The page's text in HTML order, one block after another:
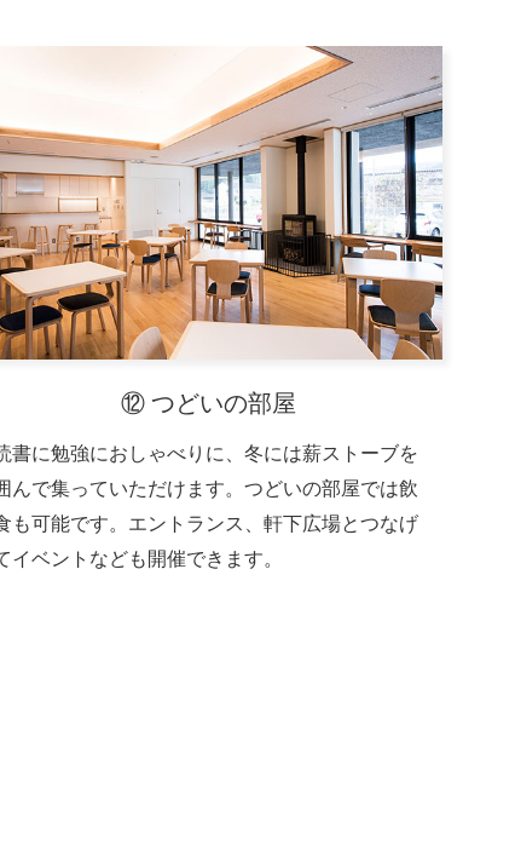
⑫ つどいの部屋
書に勉強におしゃべりに、冬には薪ストーブを
んで集っていただけます。つどいの部屋では飲
も可能です。エントランス、軒下広場とつなげ
イベントなども開催できます。